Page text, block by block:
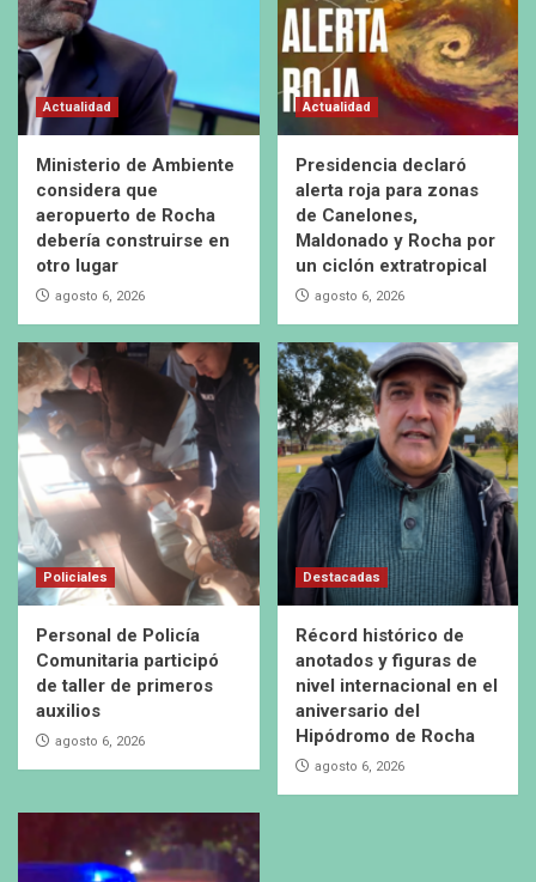
Actualidad
Ministerio de Ambiente
considera que
aeropuerto de Rocha
debería construirse en
otro lugar
agosto 6, 2026
Actualidad
Presidencia declaró
alerta roja para zonas
de Canelones,
Maldonado y Rocha por
un ciclón extratropical
agosto 6, 2026
Policiales
Personal de Policía
Comunitaria participó
de taller de primeros
auxilios
agosto 6, 2026
Destacadas
Récord histórico de
anotados y figuras de
nivel internacional en el
aniversario del
Hipódromo de Rocha
agosto 6, 2026